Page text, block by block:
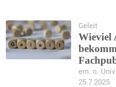
Geleit
Wieviel
em. o.
25.7.2025